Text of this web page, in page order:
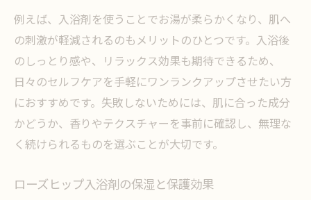
例えば、入浴剤を使うことでお湯が柔らかくなり、肌へ
の刺激が軽減されるのもメリットのひとつです。入浴後
のしっとり感や、リラックス効果も期待できるため、
日々のセルフケアを手軽にワンランクアップさせたい方
におすすめです。失敗しないためには、肌に合った成分
かどうか、香りやテクスチャーを事前に確認し、無理な
く続けられるものを選ぶことが大切です。
ローズヒップ入浴剤の保湿と保護効果